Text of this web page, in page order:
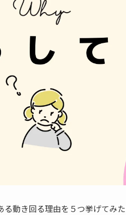
動き回る理由を５つ挙げてみた